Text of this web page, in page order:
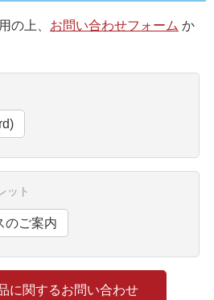
の上、 お問い合わせフォーム か
ット
のご案内
に関するお問い合わせ